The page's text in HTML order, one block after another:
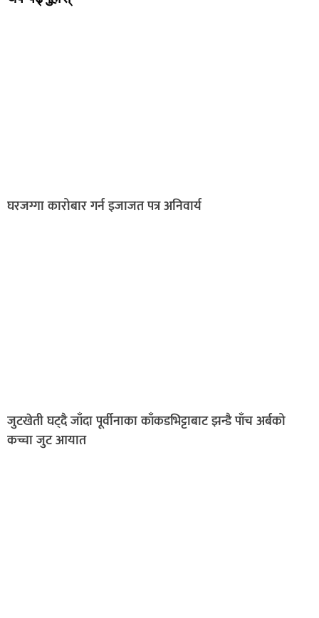
घरजग्गा कारोबार गर्न इजाजत पत्र अनिवार्य
जुटखेती घट्दै जाँदा पूर्वीनाका काँकडभिट्टाबाट झन्डै पाँच अर्बको
कच्चा जुट आयात